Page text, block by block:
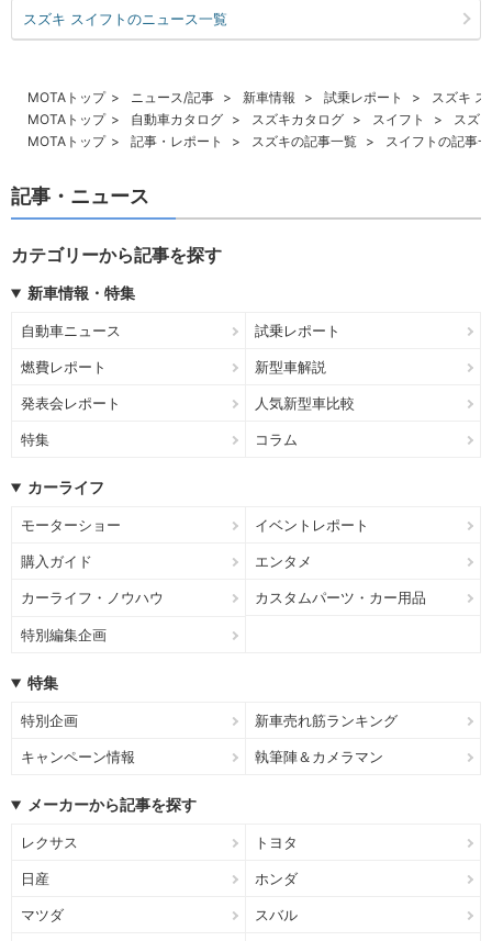
スズキ スイフトのニュース一覧
MOTAトップ ニュース/記事 新車情報 試乗レポート
スズキ
MOTAトップ
自動車カタログ スズキカタログ スイフト
スズ
MOTAトップ
記事・レポート スズキの記事一覧 スイフトの記事
記事・ニュース
カテゴリーから記事を探す
新車情報・特集
自動車ニュース 試乗レポート
燃費レポート 新型車解説
発表会レポート 人気新型車比較
特集 コラム
カーライフ
モーターショー イベントレポート
購入ガイド エンタメ
カーライフ・ノウハウ カスタムパーツ・カー用品
特別編集企画
特集
特別企画 新車売れ筋ランキング
キャンペーン情報 執筆陣＆カメラマン
メーカーから記事を探す
レクサス トヨタ
日産 ホンダ
マツダ スバル